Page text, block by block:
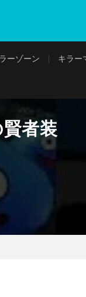
ーゾーン キラー
者装